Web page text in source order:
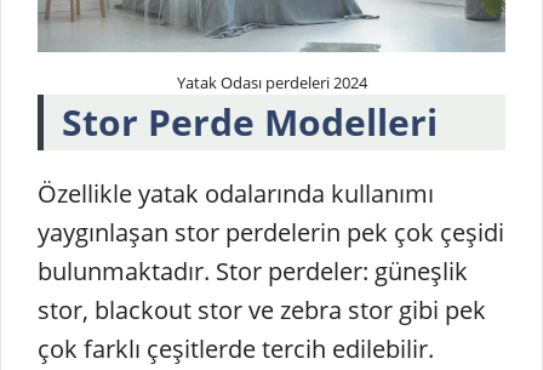
Yatak Odası perdeleri 2024
Stor Perde Modelleri
Özellikle yatak odalarında kullanımı
yaygınlaşan stor perdelerin pek çok çeşidi
bulunmaktadır. Stor perdeler: güneşlik
stor, blackout stor ve zebra stor gibi pek
çok farklı çeşitlerde tercih edilebilir.